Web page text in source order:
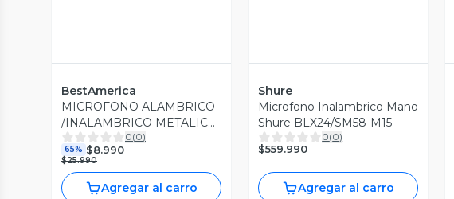
BestAmerica
MICROFONO ALAMBRICO
/INALAMBRICO METALICO
BESTAMERICA
0(0)
65% $8.990
$25.990
Agregar al carro
Shure
Microfono Inalambrico Mano
Shure BLX24/SM58-M15
0(0)
$559.990
Agregar al carro